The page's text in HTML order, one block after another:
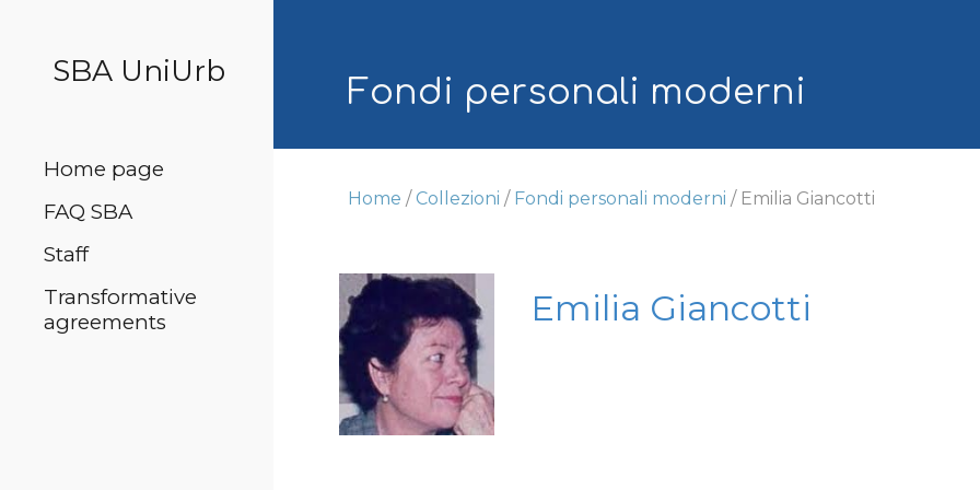
SBA UniUrb
Home page
FAQ SBA
Staff
Transformative
agreements
Fondi personali moderni
Home / Collezioni / Fondi personali moderni / Emilia Giancotti
Emilia Giancotti